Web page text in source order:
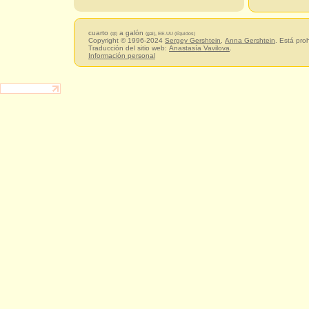
cuarto (qt) a galón (gal), EE.UU (líquidos)
Copyright © 1996-2024 Sergey Gershtein Anna Gershtein . Está
Traducción del sitio web: Anastasía Vavilova
Información personal